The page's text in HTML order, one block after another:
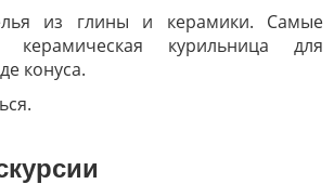
из глины и керамики. Самые
курильница для
конуса.